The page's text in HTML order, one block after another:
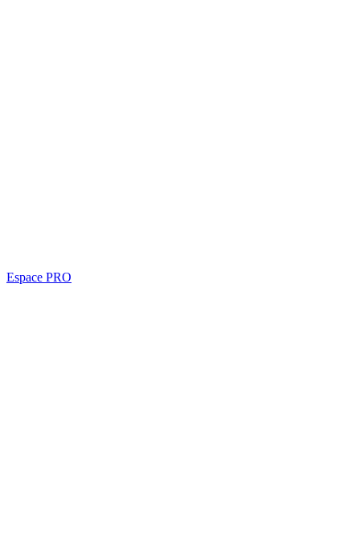
Espace PRO